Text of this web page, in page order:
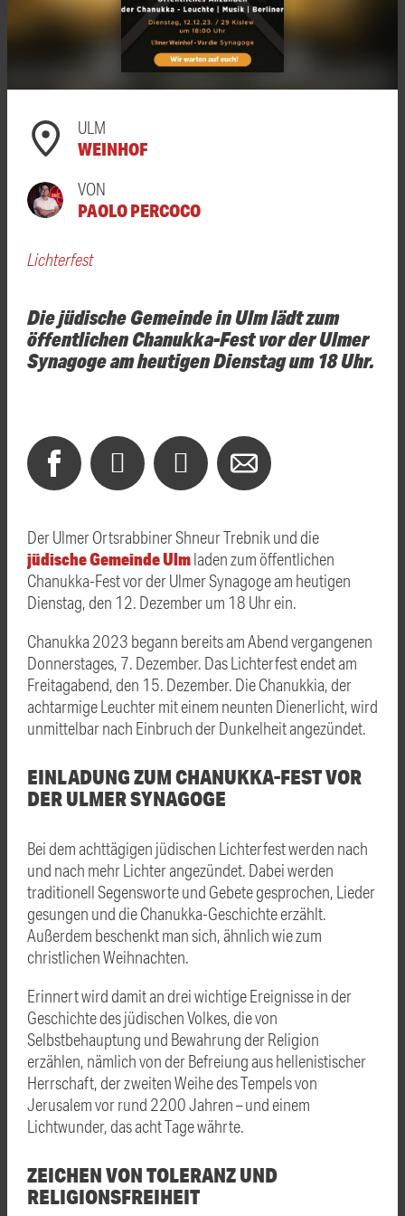
ULM
WEINHOF
VON
PAOLO PERCOCO
Lichterfest
Die jüdische Gemeinde in Ulm lädt zum
öffentlichen Chanukka-Fest vor der Ulmer
Synagoge am heutigen Dienstag um 18 Uhr.
Der Ulmer Ortsrabbiner Shneur Trebnik und die
jüdische Gemeinde Ulmladen zum öffentlichen
Chanukka-Fest vor der Ulmer Synagoge am heutigen
Dienstag, den 12. Dezember um 18 Uhr ein.
Chanukka 2023 begann bereits am Abend vergangenen
Donnerstages, 7. Dezember. Das Lichterfest endet am
Freitagabend, den 15. Dezember. Die Chanukkia, der
achtarmige Leuchter mit einem neunten Dienerlicht, wird
unmittelbar nach Einbruch der Dunkelheit angezündet.
EINLADUNG ZUM CHANUKKA-FEST VOR
DER ULMER SYNAGOGE
Bei dem achttägigen jüdischen Lichterfest werden nach
und nach mehr Lichter angezündet. Dabei werden
traditionell Segensworte und Gebete gesprochen, Lieder
gesungen und die Chanukka-Geschichte erzählt.
Außerdem beschenkt man sich, ähnlich wie zum
christlichen Weihnachten.
Erinnert wird damit an drei wichtige Ereignisse in der
Geschichte des jüdischen Volkes, die von
Selbstbehauptung und Bewahrung der Religion
erzählen, nämlich von der Befreiung aus hellenistischer
Herrschaft, der zweiten Weihe des Tempels von
Jerusalem vor rund 2200 Jahren – und einem
Lichtwunder, das acht Tage währte.
ZEICHEN VON TOLERANZ UND
RELIGIONSFREIHEIT